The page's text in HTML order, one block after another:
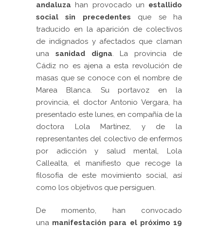
andaluza han provocado un estallido
social sin precedentes que se ha
traducido en la aparición de colectivos
de indignados y afectados que claman
una sanidad digna. La provincia de
Cádiz no es ajena a esta revolución de
masas que se conoce con el nombre de
Marea Blanca. Su portavoz en la
provincia, el doctor Antonio Vergara, ha
presentado este lunes, en compañía de la
doctora Lola Martínez, y de la
representantes del colectivo de enfermos
por adicción y salud mental, Lola
Callealta, el manifiesto que recoge la
filosofía de este movimiento social, así
como los objetivos que persiguen.
De momento, han convocado
una manifestación para el próximo 19